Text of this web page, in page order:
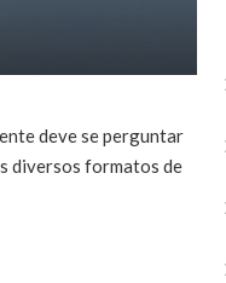
deve se perguntar
diversos formatos de